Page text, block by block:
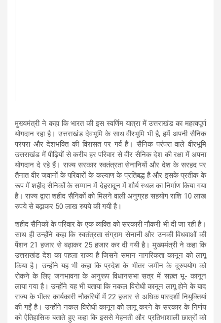
मुख्यमंत्री ने कहा कि भारत की इस स्वर्णिम यात्रा में उत्तराखंड का महत्वपूर्ण
योगदान रहा है। उत्तराखंड देवभूमि के साथ वीरभूमि भी है, हमें अपनी सैनिक
परंपरा और देशभक्ति की विरासत पर गर्व हैं। सैनिक परंपरा वाले वीरभूमि
उत्तराखंड में पीढ़ियों से करीब हर परिवार से वीर सैनिक देश की रक्षा में अपना
योगदान दे रहे हैं। राज्य सरकार स्वतंत्रता सेनानियों और देश के सरहद पर
तैनात वीर जवानों के परिवारों के कल्याण के प्रतिबद्ध है और इसके प्रतीक के
रूप में शहीद सैनिकों के सम्मान में देहरादून में शौर्य स्थल का निर्माण किया गया
है। राज्य द्वारा शहीद सैनिकों को मिलने वाली अनुग्रह सहयोग राशि 10 लाख
रुपये से बढ़ाकर 50 लाख रुपये की गयी है।
शहीद सैनिकों के परिवार के एक व्यक्ति को सरकारी नौकरी भी दी जा रही है।
साथ ही उन्होंने कहा कि स्वतंत्रता संग्राम सेनानी और उनकी विधवाओं की
पेंशन 21 हजार से बढ़ाकर 25 हजार कर दी गयी है। मुख्यमंत्री ने कहा कि
उत्तराखंड देश का पहला राज्य है जिसने समान नागरिकता कानून को लागू
किया है। उन्होंने यह भी कहा कि प्रदेश के भीतर जमीन के दुरुपयोग को
रोकने के लिए जनभावना के अनुरूप विधानसभा सत्र में सख़्त भू- कानून
लाया गया है। उन्होंने यह भी बताया कि नकल विरोधी कानून लागू होने के बाद
राज्य के भीतर कार्यकारी नौकरियों में 22 हजार से अधिक पारदर्शी नियुक्तियां
की गईं है। उन्होंने नकल विरोधी कानून को लागू करने के सरकार के निर्णय
को ऐतिहासिक बताते हुए कहा कि इससे मेहनती और प्रतिभाशाली छात्रों को